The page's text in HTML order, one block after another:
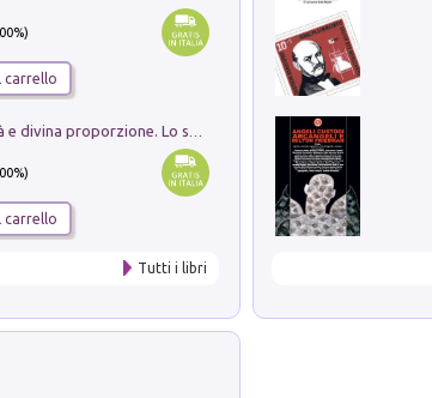
carrello
carrello
Tutti i libri